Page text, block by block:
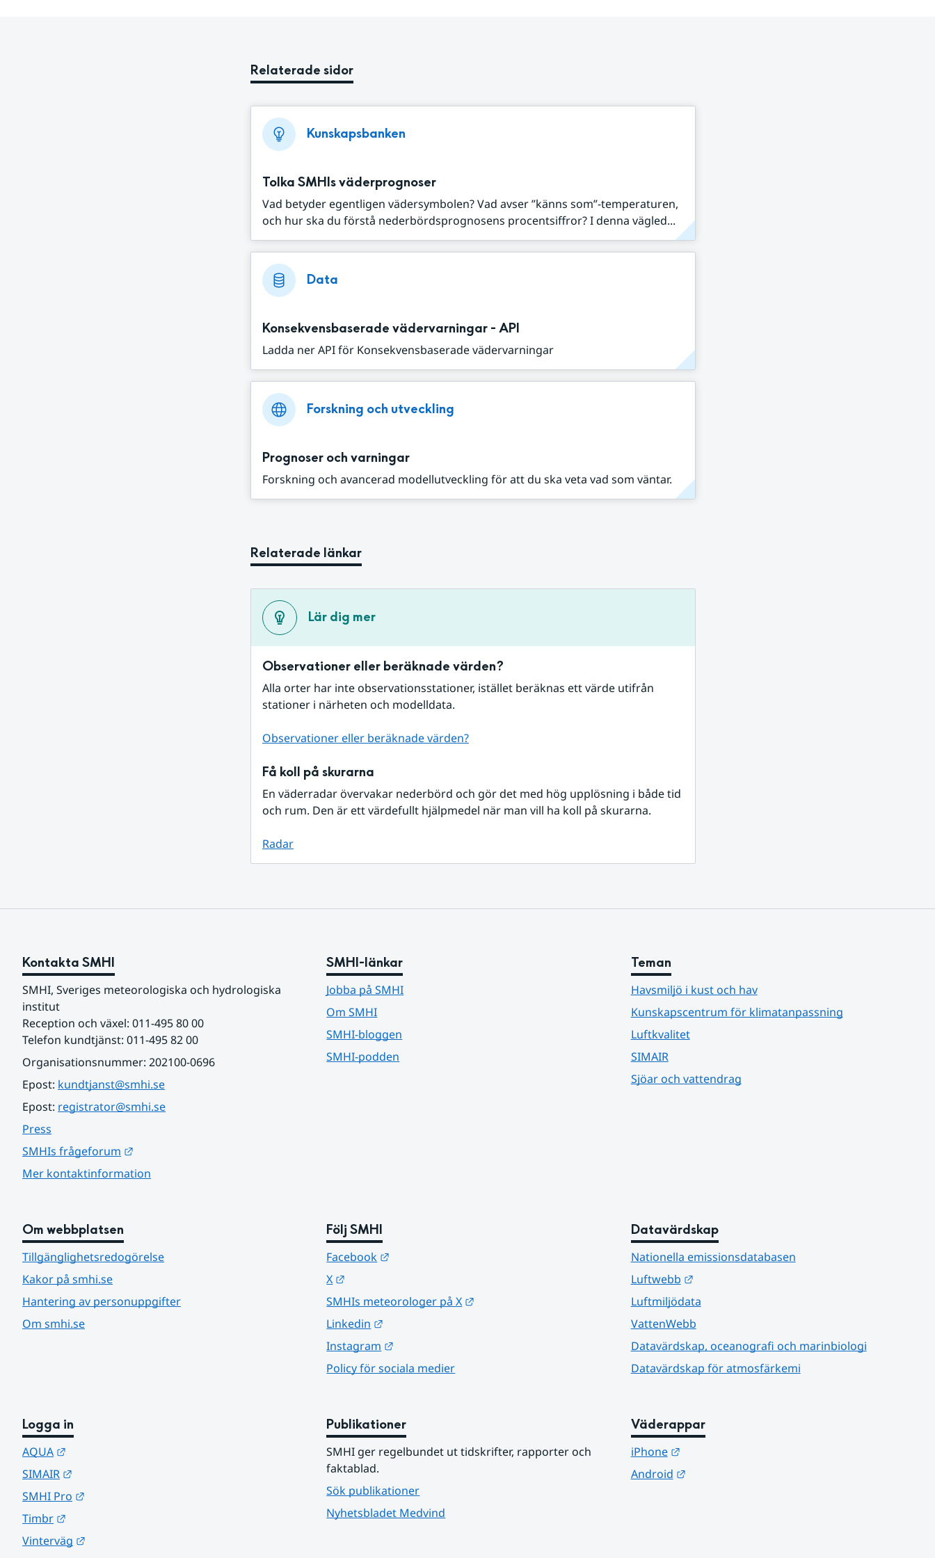
Relaterade sidor
Kunskapsbanken
Tolka SMHIs väderprognoser
Vad betyder egentligen vädersymbolen? Vad avser ”känns som”-temperaturen,
och hur ska du förstå nederbördsprognosens procentsiffror? I denna vägled...
Data
Konsekvensbaserade vädervarningar - API
Ladda ner API för Konsekvensbaserade vädervarningar
Forskning och utveckling
Prognoser och varningar
Forskning och avancerad modellutveckling för att du ska veta vad som väntar.
Relaterade länkar
Lär dig mer
Observationer eller beräknade värden?
Alla orter har inte observationsstationer, istället beräknas ett värde utifrån
stationer i närheten och modelldata.
Observationer eller beräknade värden?
Få koll på skurarna
En väderradar övervakar nederbörd och gör det med hög upplösning i både tid
och rum. Den är ett värdefullt hjälpmedel när man vill ha koll på skurarna.
Radar
Kontakta SMHI
SMHI, Sveriges meteorologiska och hydrologiska
institut
Reception och växel: 011-495 80 00
Telefon kundtjänst: 011-495 82 00
Organisationsnummer: 202100-0696
Epost: kundtjanst@smhi.se
Epost: registrator@smhi.se
Press
SMHIs frågeforum
Mer kontaktinformation
SMHI-länkar
Jobba på SMHI
Om SMHI
SMHI-bloggen
SMHI-podden
Teman
Havsmiljö i kust och hav
Kunskapscentrum för klimatanpassning
Luftkvalitet
SIMAIR
Sjöar och vattendrag
Om webbplatsen
Tillgänglighetsredogörelse
Kakor på smhi.se
Hantering av personuppgifter
Om smhi.se
Följ SMHI
Facebook
X
SMHIs meteorologer på X
Linkedin
Instagram
Policy för sociala medier
Datavärdskap
Nationella emissionsdatabasen
Luftwebb
Länk till annan webbplats.
Luftmiljödata
VattenWebb
Datavärdskap, oceanografi och marinbiologi
Datavärdskap för atmosfärkemi
Logga in
AQUA
SIMAIR
SMHI Pro
Timbr
Vinterväg
Publikationer
SMHI ger regelbundet ut tidskrifter, rapporter och
faktablad.
Sök publikationer
Nyhetsbladet Medvind
Väderappar
iPhone
Länk till annan webbplats.
Android
Länk till annan webbplats.